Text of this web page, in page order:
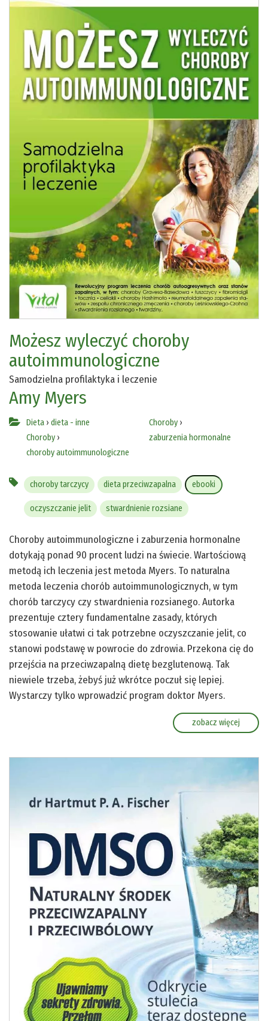
Możesz wyleczyć choroby
autoimmunologiczne
Samodzielna profilaktyka i leczenie
Amy Myers
Dieta › dieta - inne
Choroby ›
choroby autoimmunologiczne
Choroby›
zaburzenia hormonalne
choroby tarczycy dieta przeciwzapalna ebooki
oczyszczanie jelit stwardnienie rozsiane
Choroby autoimmunologiczne i zaburzenia hormonalne
dotykają ponad 90 procent ludzi na świecie. Wartościową
metodą ich leczenia jest metoda Myers. To naturalna
metoda leczenia chorób autoimmunologicznych, w tym
chorób tarczycy czy stwardnienia rozsianego. Autorka
prezentuje cztery fundamentalne zasady, których
stosowanie ułatwi ci tak potrzebne oczyszczanie jelit, co
stanowi podstawę w powrocie do zdrowia. Przekona cię do
przejścia na przeciwzapalną dietę bezglutenową. Tak
niewiele trzeba, żebyś już wkrótce poczuł się lepiej.
Wystarczy tylko wprowadzić program doktor Myers.
zobacz więcej